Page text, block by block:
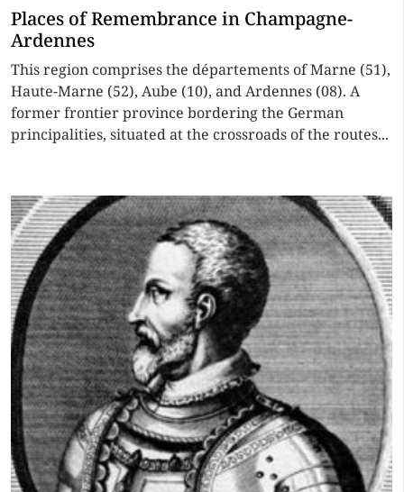
Places of Remembrance in Champagne-
Ardennes
This region comprises the départements of Marne (51),
Haute-Marne (52), Aube (10), and Ardennes (08). A
former frontier province bordering the German
principalities, situated at the crossroads of the routes...